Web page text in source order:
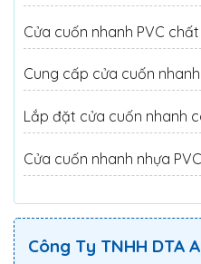
Cửa cuốn nhanh PVC
Cung cấp cửa cuốn
Lắp đặt cửa cuốn nhanh
Cửa cuốn nhanh nhựa
Công Ty TNHH DTA